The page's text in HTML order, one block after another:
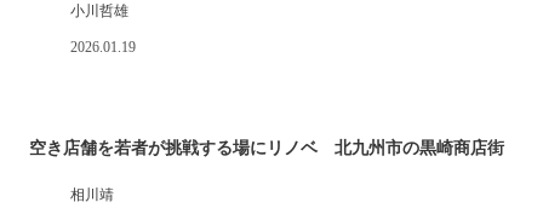
小川哲雄
2026.01.19
空き店舗を若者が挑戦する場にリノベ 北九州市の黒崎商店街
相川靖